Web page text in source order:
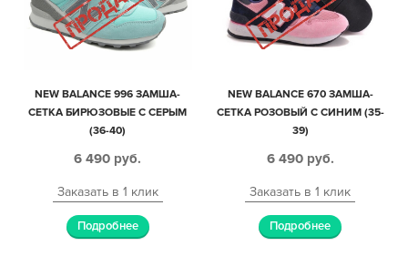
NEW BALANCE 996 ЗАМША-
СЕТКА БИРЮЗОВЫЕ С СЕРЫМ
(36-40)
6 490 руб.
Заказать в 1 клик
Подробнее
NEW BALANCE 670 ЗАМША-
СЕТКА РОЗОВЫЙ С СИНИМ (35-
39)
6 490 руб.
Заказать в 1 клик
Подробнее